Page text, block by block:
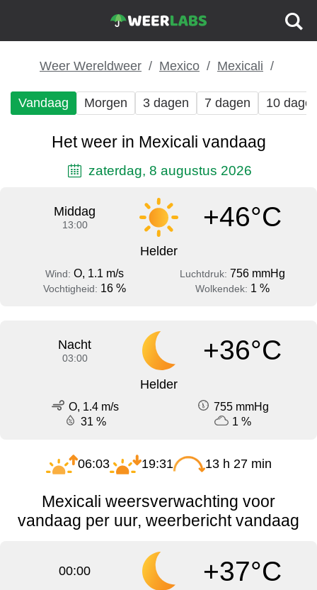
Weer Wereldweer Mexico Mexicali
Vandaag Morgen 3 dagen 7 dagen 10
Het weer in Mexicali vandaag
zaterdag, 8 augustus 2026
Middag
13:00 +46°C
Helder
Wind: O, 1.1 m/s Luchtdruk: 756 mmHg
Vochtigheid: 16 % Wolkendek: 1 %
Nacht
03:00 +36°C
Helder
O, 1.4 m/s
755 mmHg
31 %
1 %
06:03 19:31 13 h 27 min
Mexicali weersverwachting voor
vandaag per uur, weerbericht vandaag
00:00 +37°C